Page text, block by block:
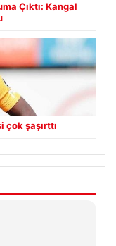
Çıktı: Kangal
çok şaşırttı